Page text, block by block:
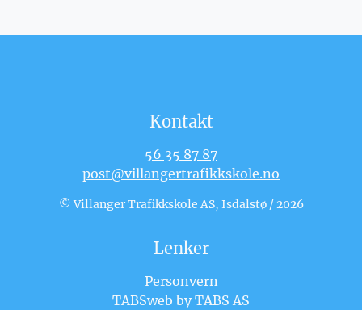
Kontakt
56 35 87 87
post@villangertrafikkskole.no
© Villanger Trafikkskole AS, Isdalstø / 2026
Lenker
Personvern
TABSweb by TABS AS